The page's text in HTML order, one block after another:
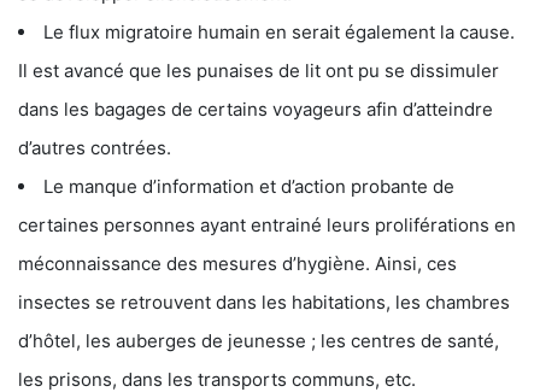
Le flux migratoire humain en serait également la cause.
Il est avancé que les punaises de lit ont pu se dissimuler
dans les bagages de certains voyageurs afin d’atteindre
d’autres contrées.
Le manque d’information et d’action probante de
certaines personnes ayant entrainé leurs proliférations en
méconnaissance des mesures d’hygiène. Ainsi, ces
insectes se retrouvent dans les habitations, les chambres
d’hôtel, les auberges de jeunesse ; les centres de santé,
les prisons, dans les transports communs, etc.